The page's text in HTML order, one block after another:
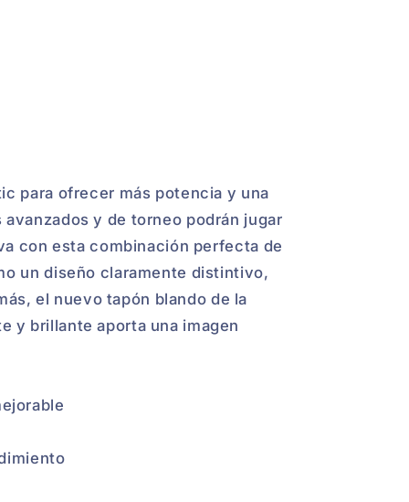
para ofrecer más potencia y una
y de torneo podrán jugar
con esta combinación perfecta de
un diseño claramente distintivo,
el nuevo tapón blando de la
y brillante aporta una imagen